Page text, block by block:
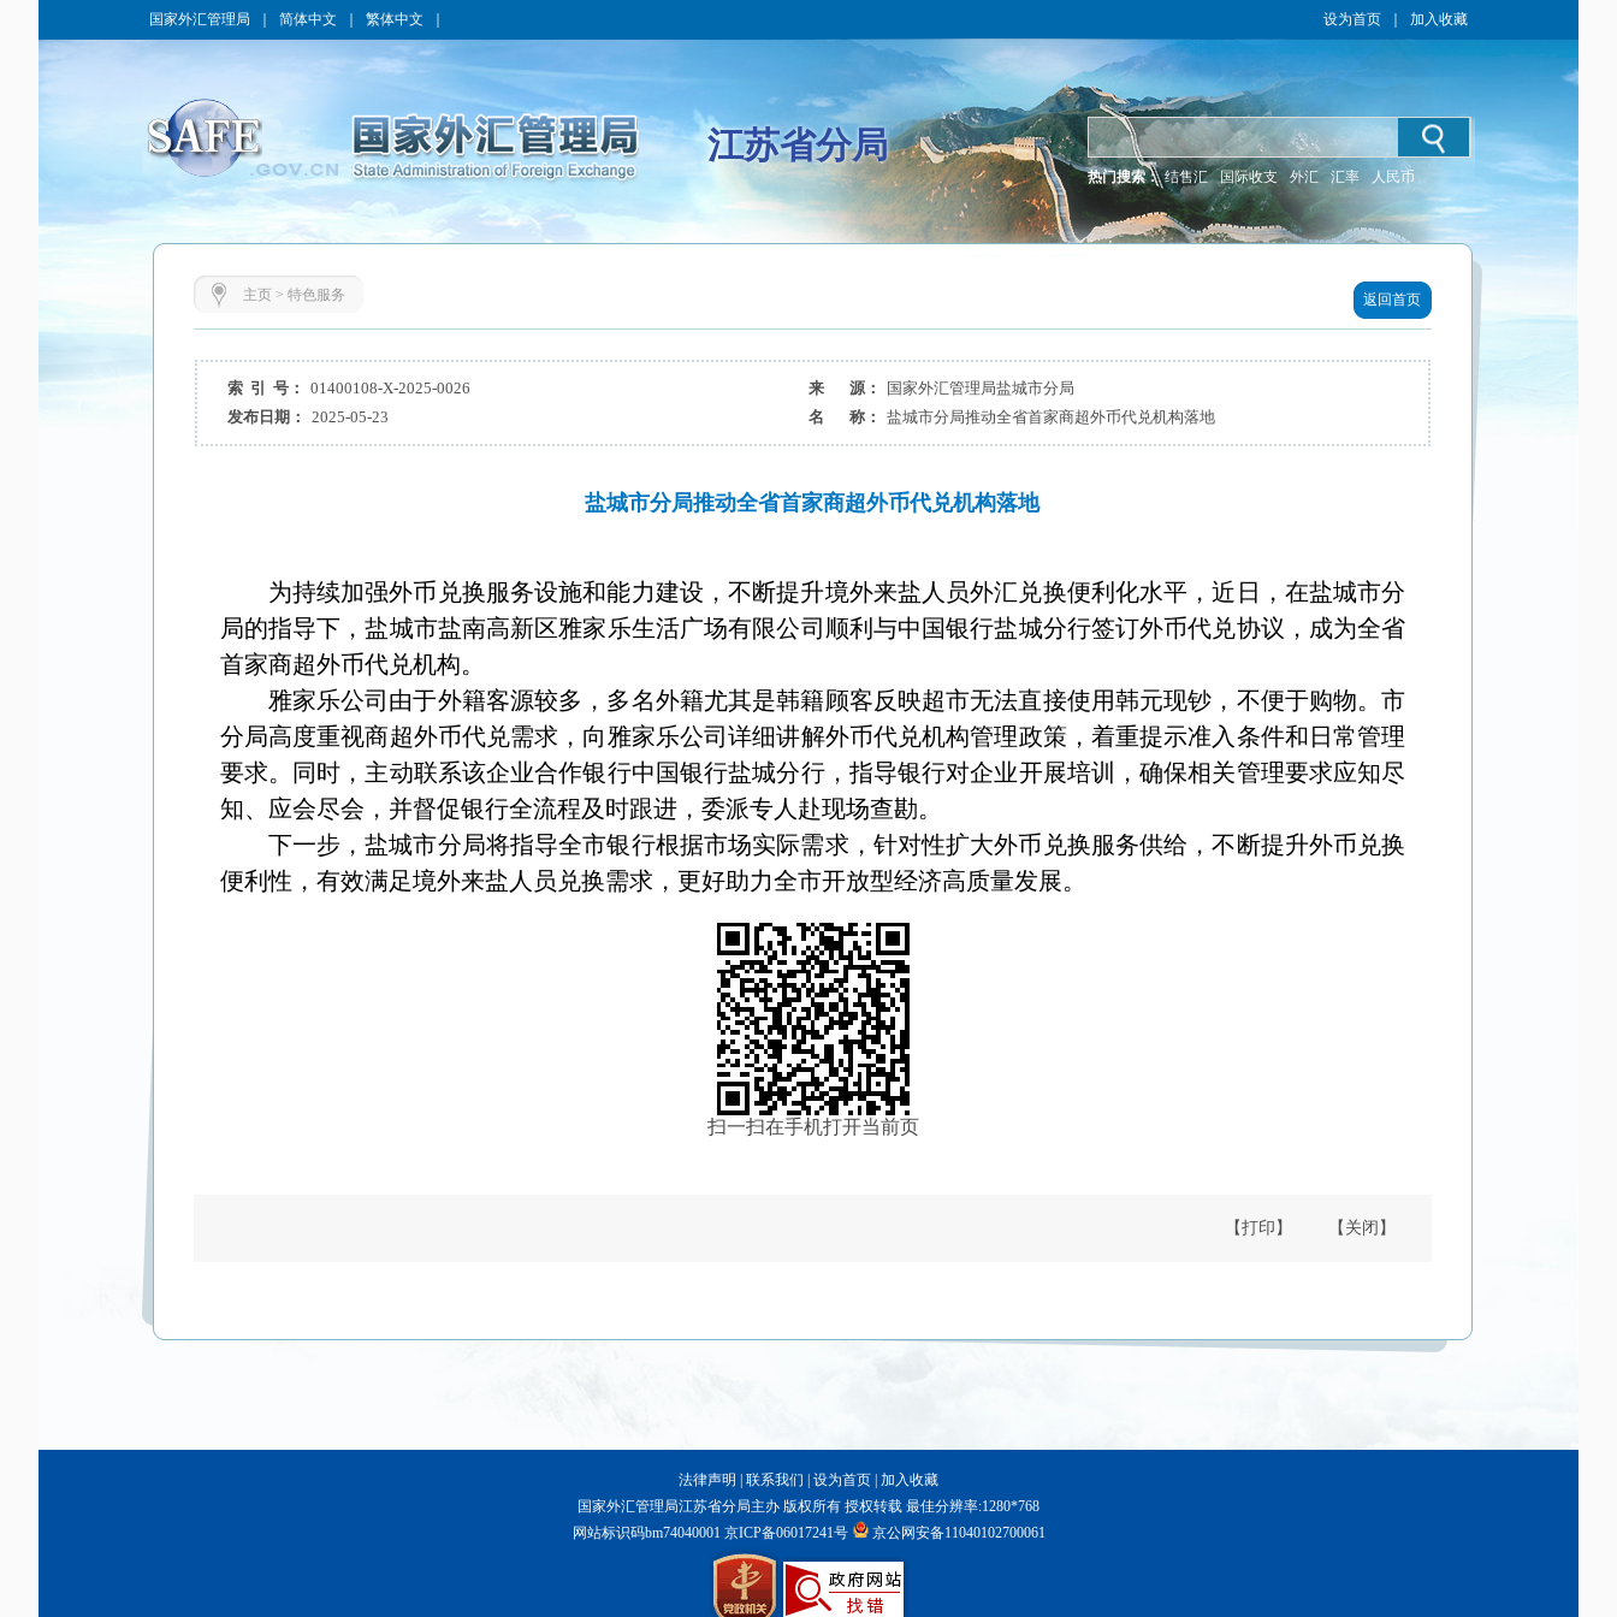
国家外汇管理局 简体中文 繁体中文 设为首页 加入收藏
江苏省分局
热门搜索： 结售汇 国际收支 外汇 汇率 人民币
主页> 特色服务 返回首页
索 引 号： 01400108-X-2025-0026 来 源：
国家外汇管理局盐城市分局
发布日期：
2025-05-23 名 称： 盐城市分局推动全省首家商超外币代兑机构落地
盐城市分局推动全省首家商超外币代兑机构落地
为持续加强外币兑换服务设施和能力建设，不断提升境外来盐人员外汇兑换便利化水平，近日，在盐城市分
局的指导下，盐城市盐南高新区雅家乐生活广场有限公司顺利与中国银行盐城分行签订外币代兑协议，成为全省
首家商超外币代兑机构。
雅家乐公司由于外籍客源较多，多名外籍尤其是韩籍顾客反映超市无法直接使用韩元现钞，不便于购物。市
分局高度重视商超外币代兑需求，向雅家乐公司详细讲解外币代兑机构管理政策，着重提示准入条件和日常管理
要求。同时，主动联系该企业合作银行中国银行盐城分行，指导银行对企业开展培训，确保相关管理要求应知尽
知、应会尽会，并督促银行全流程及时跟进，委派专人赴现场查勘。
下一步，盐城市分局将指导全市银行根据市场实际需求，针对性扩大外币兑换服务供给，不断提升外币兑换
便利性，有效满足境外来盐人员兑换需求，更好助力全市开放型经济高质量发展。
扫一扫在手机打开当前页
【打印】 【关闭】
法律声明 联系我们 设为首页 加入收藏
国家外汇管理局江苏省分局主办 版权所有 授权转载 最佳分辨率:1280*768
网站标识码bm74040001京ICP备06017241号 京公网安备11040102700061